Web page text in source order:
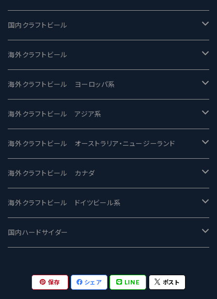
国内クラフトビール
UCHU BREWING -うちゅうブルーイング
バテレ -VERTERE
2nd Story Ale Works -セカンドストーリー
ビアへるん - Beer Hearn
忽布古丹醸造 - HOP KOTAN
ワイマーケットブルーイング Y.Market Brewing
志賀高原ビール - SIGAKOGEN
箕面ビール - MINOH BEER
海外クラフトビール
Modern Times モダンタイムズ
Maui マウイ
Toppling Goliath トップリンゴライアス
Fair State フェアステイト
Lagunitas ラグニタス
FirestoneWalker ファイアストーン
Mikkeller ミッケラー
海外クラフトビール ヨーロッパ系
UnBarred -アンバード
SAIREN /サイレン
ワイルドチャイルド - Wilde Child
BrewDog Brewery - ブリュードッグ
The Flying Inn / ザ フライイング イン
Lambiek Fabriek - ファブリーク
海外クラフトビール アジア系
gweilo-鬼佬 グウァイロ
Heart Of Darkness - ハートオブダークネス
Carbon brews -カーボン
TAIHU - タイフー
Behemoth - ベヒーモス
海外クラフトビール オーストラリア・ニュージーランド
ROCKY RIDGE - ロッキーリッジ
BODRIGGY BREWING ボッドリッジー
CO-CONSPIRATORS コ・コンスピレーターズ
Deep Creek Brewing Co.
海外クラフトビール カナダ
Jackie O's ジャッキーオーズ
Westbrook ウェストブルック
Strathcona ストラスコナ
海外クラフトビール ドイツビール系
Karmeliten カーメリテン
Früh フリュー
国内ハードサイダー
保存 シェア LINE ポスト